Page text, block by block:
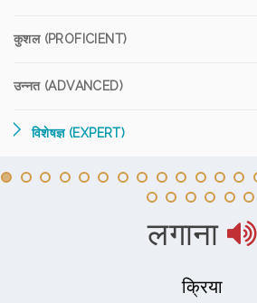
कुशल (PROFICIENT)
उन्नत (ADVANCED)
विशेषज्ञ (EXPERT)
लगाना
क्रिया